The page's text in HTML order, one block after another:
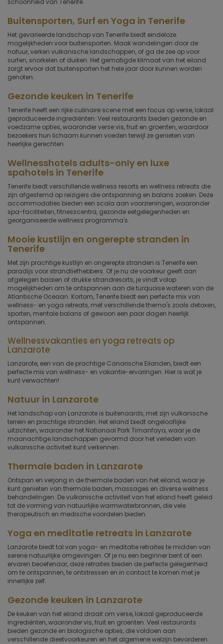
Buitensporten, Surf en Yoga in Tenerife
Het gevarieerde landschap van Tenerife biedt eindeloze
mogelijkheden voor buitensporten. Maak wandelingen door de
natuur, verken vulkanische landschappen, of ga de zee op voor
surfen, snorkelen of duiken. Het gematigde klimaat van het eiland
zorgt ervoor dat buitensporten het hele jaar door kunnen worden
genoten.
Gezonde keuken in Tenerife
Tenerife heeft een rijke culinaire scene met een focus op verse, lokaal
geproduceerde ingrediënten. Veel restaurants bieden gezonde en
voedzame opties, waaronder verse vis, fruit en groenten, waardoor
bezoekers hun lichaam kunnen voeden terwijl ze genieten van
heerlijke gerechten.
Wellnesshotels adults-only en luxe
spahotels in Tenerife
Tenerife biedt verschillende wellness resorts en wellness retreats die
zijn afgestemd op reizigers die ontspanning en balans zoeken. Deze
accommodaties bieden een scala aan voorzieningen, waaronder
spa-faciliteiten, fitnesscentra, gezonde eetgelegenheden en
georganiseerde wellness programma's.
Mooie kustlijn en ongerepte stranden in
Tenerife
Met zijn prachtige kustlijn en ongerepte stranden is Tenerife een
paradijs voor strandliefhebbers. Of je nu de voorkeur geeft aan
afgelegen baaien of drukke strandresorts, je vindt volop
mogelijkheden om te ontspannen aan de turquoise wateren van de
Atlantische Oceaan. Kortom, Tenerife biedt een perfecte mix van
wellness- en yoga retreats, met verschillende thema's zoals detoxen,
sporten, mentale balans of gewoon een paar dagen heerlijk
ontspannen.
Wellnessvakanties en yoga retreats op
Lanzarote
Lanzarote, een van de prachtige Canarische Eilanden, biedt een
perfecte mix van wellness- en vakantie-ervaringen. Hier is wat je
kunt verwachten!
Natuur in Lanzarote
Het landschap van Lanzarote is buitenaards, met zijn vulkanische
terrein en prachtige stranden. Het eiland biedt ongelooflijke
uitzichten, waaronder het Nationaal Park Timanfaya, waar je de
maanachtige landschappen gevormd door het verleden van
vulkanische activiteit kunt verkennen.
Thermale baden in Lanzarote
Ontspan en verjong in de thermale baden van het eiland, waar je
kunt genieten van thermale baden, massages en diverse wellness
behandelingen. De vulkanische activiteit van het eiland heeft geleid
tot de vorming van natuurlijke warmwaterbronnen, die vele
therapeutisch en medische voordelen bieden.
Yoga en meditatie retreats in Lanzarote
Lanzarote biedt tal van yoga- en meditatie retraites te midden van
serene natuurlijke omgevingen. Of je nu een beginner bent of een
ervaren beoefenaar, deze retraites bieden de perfecte gelegenheid
om te ontspannen, te ontstressen en in contact te komen met je
innerlijke zelf.
Gezonde keuken in Lanzarote
De keuken van het eiland draait om verse, lokaal geproduceerde
ingrediënten, waaronder vis, fruit en groenten. Veel restaurants
bieden gezonde en biologische opties, die voldoen aan
verschillende dieetvoorkeuren en het algemene welzijn bevorderen.